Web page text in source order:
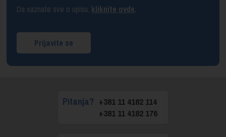
Da saznate sve o upisu, kliknite ovde.
Prijavite se
Pitanja? +381 11 4182 114
+381 11 4182 176